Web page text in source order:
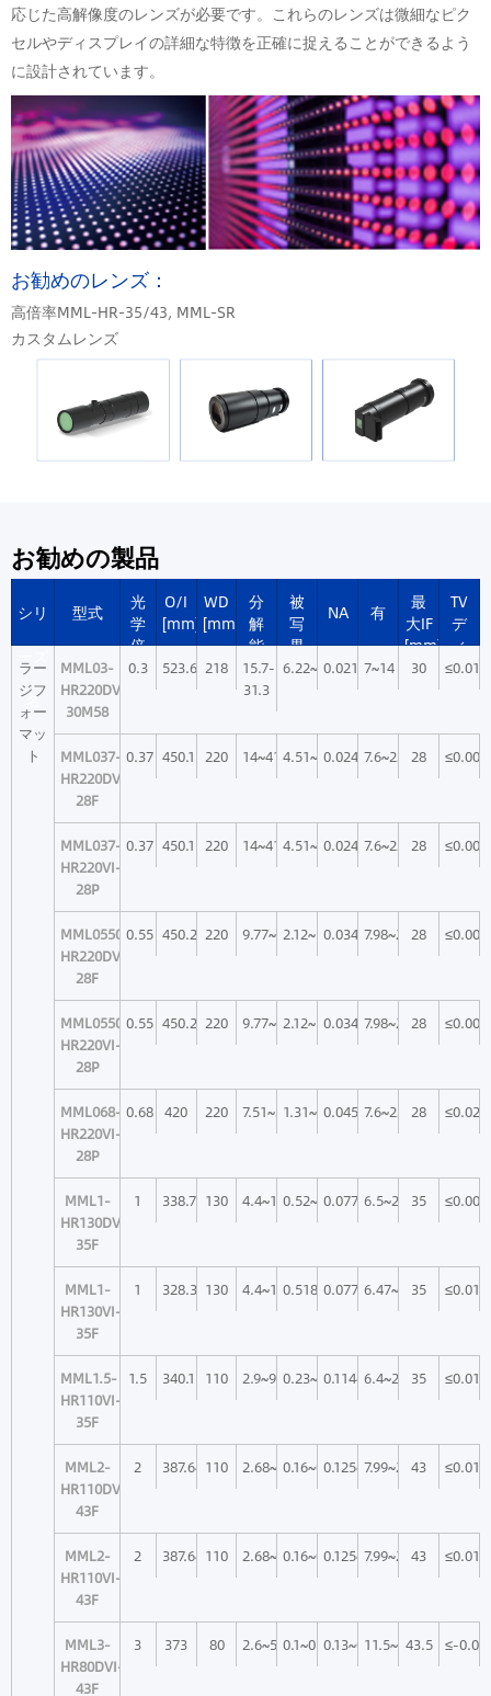
応じた高解像度のレンズが必要です。これらのレンズは微細なピク
セルやディスプレイの詳細な特徴を正確に捉えることができるよう
に設計されています。
お勧めのレンズ：
高倍率MML-HR-35/43, MML-SR
カスタムレンズ
お勧めの製品
シリ
名
型式
光
学
倍
率
O/I
[mm]
WD
[mm]
分
解
能
[μm]
*1
被
写
界
深
*2
NA
有
最
大IF
[mm]
TV
デ
ィ
ス
シ
ョ
ラー
ジフ
ォー
マッ
ト
MML03-
HR220DVI-
30M58
0.3 523.6 218
15.7-
31.3
6.22~12.450.021~0.011
7~14 30 ≤0.01
MML037-
HR220DVI-
28F
0.37 450.1 220 14~41.934.51~12.860.024~0.008
7.6~22 28 ≤0.006
MML037-
HR220VI-
28P
0.37 450.1 220 14~41.934.51~12.860.024~0.008
7.6~22 28 ≤0.006
MML0550-
HR220DVI-
28F
0.55 450.2 220 9.77~25.812.12~5.820.034~0.013
7.98~2228 ≤0.005
MML0550-
HR220VI-
28P
0.55 450.2 220 9.77~25.812.12~5.820.034~0.013
7.98~2228 ≤0.005
MML068-
HR220VI-
28P
0.68 420 220 7.51~22.371.31~3.810.045~0.015
7.6~22 28 ≤0.021
MML1-
HR130DVI-
35F
1 338.7 130 4.4~14.60.52~1.760.077~0.023
6.5~22 35 ≤0.006
MML1-
HR130VI-
35F
1 328.3 130 4.4~14.60.518~1.760.077~0.023
6.47~2235 ≤0.017
MML1.5-
HR110VI-
35F
1.5 340.1 110 2.9~9.90.23~0.780.114~0.034
6.4~22 35 ≤0.012
MML2-
HR110DVI-
43F
2 387.64 110 2.68~7.460.16~0.440.125~0.045
7.99~2243 ≤0.017
MML2-
HR110VI-
43F
2 387.64 110 2.68~7.460.16~0.440.125~0.045
7.99~2243 ≤0.017
MML3-
HR80DVI-
43F
3 373 80 2.6~5.10.1~0.20.13~0.06611.5~22.6
43.5 ≤-